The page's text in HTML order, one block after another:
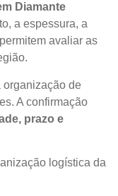
Diamante
a espessura, a
avaliar as
organização de
A confirmação
prazo e
logística da